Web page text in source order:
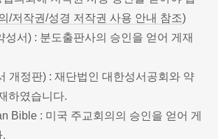
/저작권/성경 저작권 사용 안내 참조)
성서) : 분도출판사의 승인을 얻어 게재
개정판) : 재단법인 대한성서공회와 약
하였습니다.
Bible : 미국 주교회의의 승인을 얻어 게
.